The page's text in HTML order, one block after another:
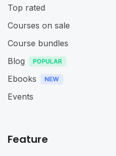
Top rated
Courses on sale
Course bundles
Blog
Ebooks
Events
Feature